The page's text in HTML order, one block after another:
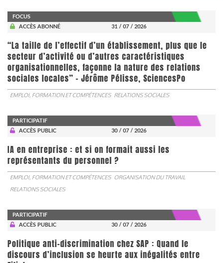
FOCUS
ACCÈS ABONNÉ
31 / 07 / 2026
“La taille de l’effectif d’un établissement, plus que le
secteur d’activité ou d’autres caractéristiques
organisationnelles, façonne la nature des relations
sociales locales” - Jérôme Pélisse, SciencesPo
EMPLOI, FORMATION ET COMPÉTENCES RELATIONS SOCIALES
PARTICIPATIF
ACCÈS PUBLIC
30 / 07 / 2026
IA en entreprise : et si on formait aussi les
représentants du personnel ?
EMPLOI, FORMATION ET COMPÉTENCES ORGANISATION DU TRAVAIL
RELATIONS SOCIALES
PARTICIPATIF
ACCÈS PUBLIC
30 / 07 / 2026
Politique anti-discrimination chez SAP : Quand le
discours d’inclusion se heurte aux inégalités entre